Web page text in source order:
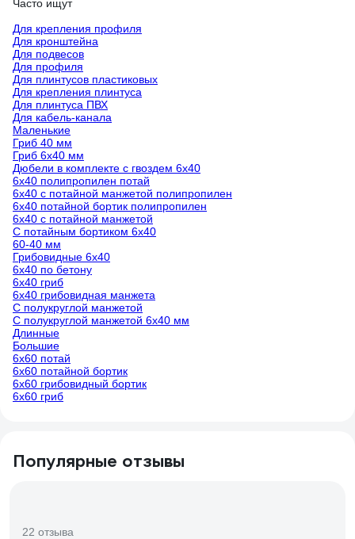
Часто ищут
Для крепления профиля
Для кронштейна
Для подвесов
Для профиля
Для плинтусов пластиковых
Для крепления плинтуса
Для плинтуса ПВХ
Для кабель-канала
Маленькие
Гриб 40 мм
Гриб 6х40 мм
Дюбели в комплекте с гвоздем 6х40
6х40 полипропилен потай
6х40 с потайной манжетой полипропилен
6х40 потайной бортик полипропилен
6х40 с потайной манжетой
С потайным бортиком 6х40
60-40 мм
Грибовидные 6х40
6х40 по бетону
6х40 гриб
6х40 грибовидная манжета
С полукруглой манжетой
С полукруглой манжетой 6x40 мм
Длинные
Большие
6х60 потай
6х60 потайной бортик
6х60 грибовидный бортик
6х60 гриб
Популярные отзывы
22 отзыва